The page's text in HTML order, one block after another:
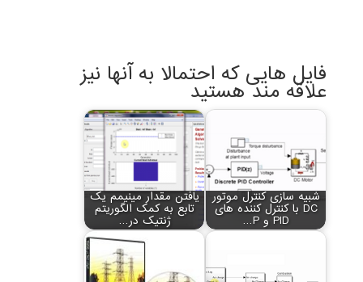
فایل هایی که احتمالا به آنها نیز
علاقه مند هستید
شبیه سازی کنترل موتور
DC با کنترل کننده های
PID و P…
یافتن مقدار مینیمم یک
تابع به کمک الگوریتم
ژنتیک در…